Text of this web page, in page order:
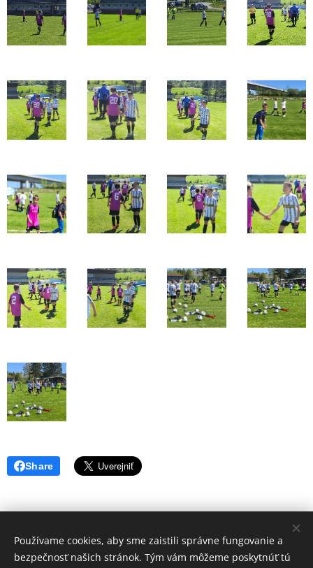
Share
Volajte.:+421 917 784 130
Používame cookies, aby sme zaistili správne fungovanie a
bezpečnosť našich stránok. Tým vám môžeme poskytnúť tú